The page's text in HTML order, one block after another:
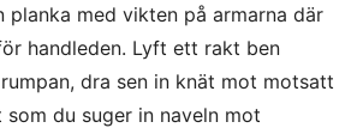
planka med vikten på armarna där
handleden. Lyft ett rakt ben
dra sen in knät mot motsatt
du suger in naveln mot